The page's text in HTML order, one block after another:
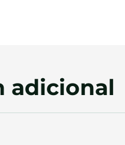
adicional